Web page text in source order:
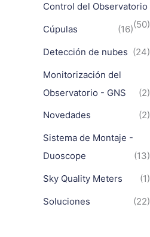
Control del Observatorio
(50)
Cúpulas
(16)
Detección de nubes (24)
Monitorización del
Observatorio - GNS
(2)
Novedades
(2)
Sistema de Montaje -
Duoscope
(13)
Sky Quality Meters
(1)
Soluciones
(22)